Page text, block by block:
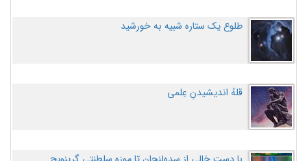
طلوع یک ستاره شبیه به خورشید
قلهُ اندیشیدنِ عِلمی